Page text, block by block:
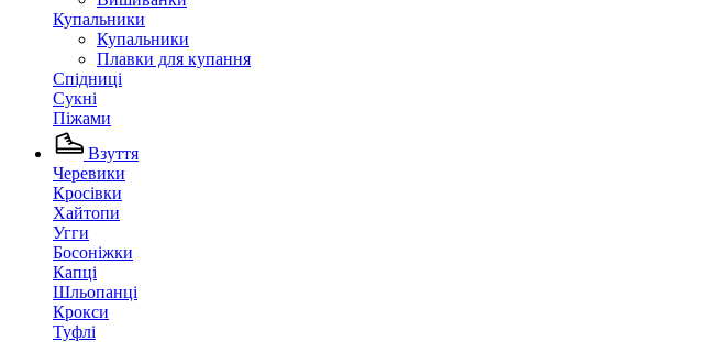
Купальники
Купальники
Плавки для купання
Спідниці
Сукні
Піжами
Взуття
Черевики
Кросівки
Хайтопи
Угги
Босоніжки
Капці
Шльопанці
Крокси
Туфлі